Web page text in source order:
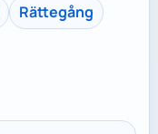
Rättegång